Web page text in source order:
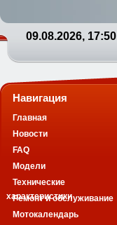
09.08.2026, 17:50
Навигация
Главная
Новости
FAQ
Модели
Технические
характеристики
Ремонт и обслуживание
Мотокалендарь